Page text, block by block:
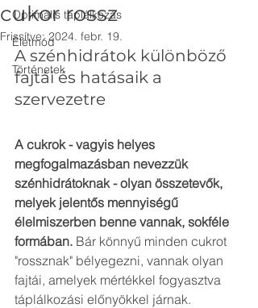
Optimális táplálkozás
Életmód
Történetek
cukor rossz
Frissítve:2024. febr. 19.
A szénhidrátok különböző
fajtái és hatásaik a
szervezetre
A cukrok - vagyis helyes
megfogalmazásban nevezzük
szénhidrátoknak - olyan összetevők,
melyek jelentős mennyiségű
élelmiszerben benne vannak, sokféle
formában. Bár könnyű minden cukrot
"rossznak" bélyegezni, vannak olyan
fajtái, amelyek mértékkel fogyasztva
táplálkozási előnyökkel járnak.